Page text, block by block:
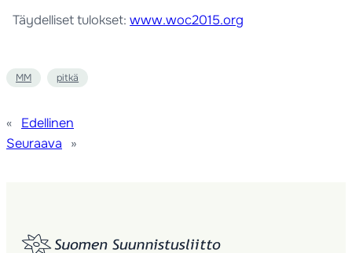
Täydelliset tulokset:www.woc2015.org
MM pitkä
«
Edellinen
Seuraava
»